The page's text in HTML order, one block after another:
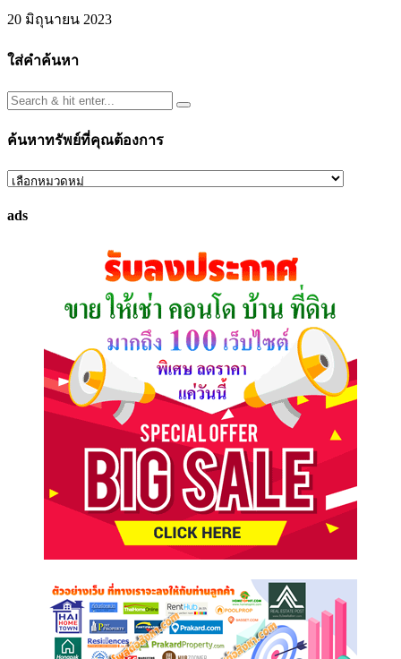
20 มิถุนายน 2023
ใส่คำค้นหา
ค้นหาทรัพย์ที่คุณต้องการ
ค้นหา
ที่
ads